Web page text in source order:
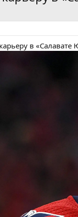
в «Салавате